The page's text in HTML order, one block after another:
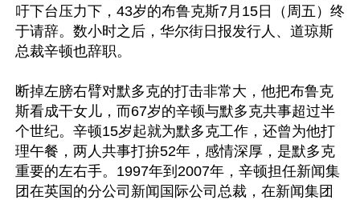
吁下台压力下，43岁的布鲁克斯7月15日（周五）终
于请辞。数小时之后，华尔街日报发行人、道琼斯
总裁辛顿也辞职。
断掉左膀右臂对默多克的打击非常大，他把布鲁克
斯看成干女儿，而67岁的辛顿与默多克共事超过半
个世纪。辛顿15岁起就为默多克工作，还曾为他打
理午餐，两人共事打拚52年，感情深厚，是默多克
重要的左右手。1997年到2007年，辛顿担任新闻集
团在英国的分公司新闻国际公司总裁，在新闻集团